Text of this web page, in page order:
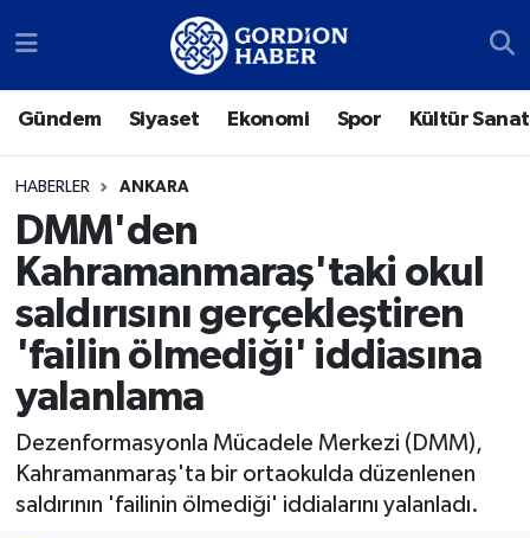
Gündem Siyaset Ekonomi Spor Kültür Sanat
HABERLER ANKARA
DMM'den
Kahramanmaraş'taki okul
saldırısını gerçekleştiren
'failin ölmediği' iddiasına
yalanlama
Dezenformasyonla Mücadele Merkezi (DMM),
Kahramanmaraş'ta bir ortaokulda düzenlenen
saldırının 'failinin ölmediği' iddialarını yalanladı.
Sosyal Medya Hesaplarımız
Siyaset
Ekonomi
Spor
Kültür Sanat
Türk Dünyası
Polatlı
Ankara Nöbetçi Eczaneler
Ankara Trafik Yoğunluk Haritası
Süper Lig Puan Durumu ve Fikstür
Tüm Manşetler
Son Dakika Haberleri
Haber Arşivi